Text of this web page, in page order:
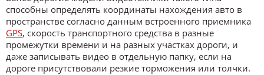
способны определять координаты нахождения авто в
пространстве согласно данным встроенного приемника
GPS, скорость транспортного средства в разные
промежутки времени и на разных участках дороги, и
даже записывать видео в отдельную папку, если на
дороге присутствовали резкие торможения или толчки.